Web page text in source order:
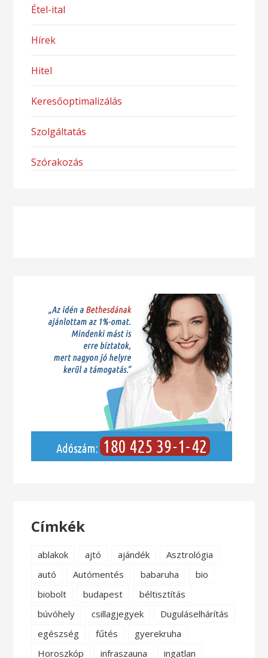
Étel-ital
Hírek
Hitel
Keresőoptimalizálás
Szolgáltatás
Szórakozás
Címkék
ablakok ajtó ajándék
Asztrológia
autó
Autómentés babaruha
bio
biobolt
budapest
béltisztítás
búvóhely
csillagjegyek
Duguláselhárítás
egészség
fűtés
gyerekruha
Horoszkóp
infraszauna ingatlan